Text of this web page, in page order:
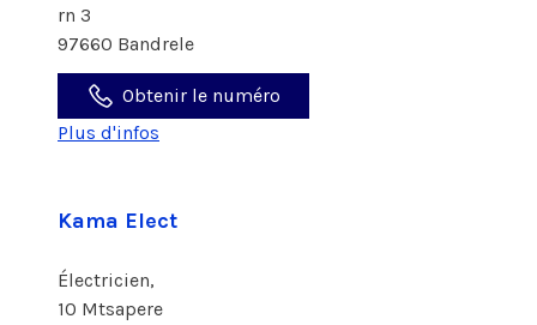
rn 3
97660 Bandrele
Obtenir le numéro
Plus d'infos
Kama Elect
Électricien,
10 Mtsapere